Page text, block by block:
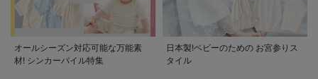
オールシーズン対応可能な万能素
材! シンカーパイル特集
日本製!ベビーのための お宮参りス
タイル